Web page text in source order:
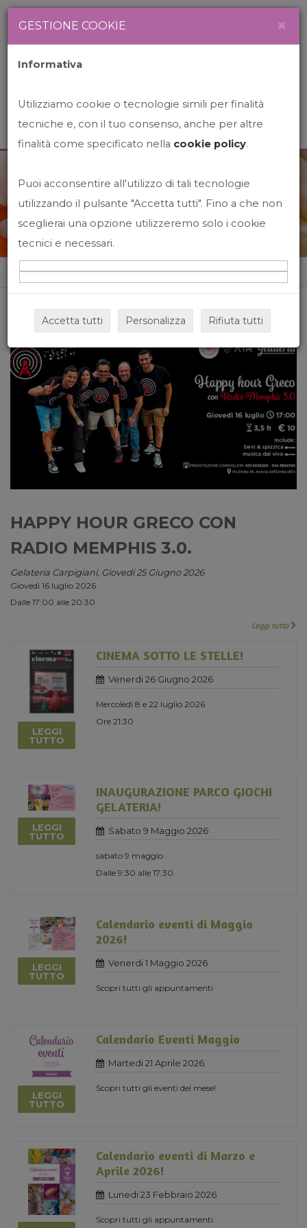
News&Events
Home News&events
HAPPY HOUR GRECO CON
RADIO MEMPHIS 3.0.
Gelateria Carpigiani, Giovedi 25 Giugno 2026
Giovedì 16 luglio 2026
Dalle 17:00 alle 20:30
Leggi tutto
LEGGI
TUTTO
CINEMA SOTTO LE STELLE!
Venerdi 26 Giugno 2026
Mercoledì 8 e 22 luglio 2026
Ore 21:30
LEGGI
TUTTO
INAUGURAZIONE PARCO GIOCHI
GELATERIA!
Sabato 9 Maggio 2026
sabato 9 maggio
Dalle 9:30 alle 17:30
LEGGI
TUTTO
Calendario eventi di Maggio
2026!
Venerdi 1 Maggio 2026
Scopri tutti gli appuntamenti
LEGGI
TUTTO
Calendario Eventi Maggio
Martedi 21 Aprile 2026
Scopri tutti gli eventi del mese!
Calendario eventi di Marzo e
Aprile 2026!
Lunedi 23 Febbraio 2026
Scopri tutti gli appuntamenti
GESTIONE COOKIE ×
Informativa
Utilizziamo cookie o tecnologie simili per finalità
tecniche e, con il tuo consenso, anche per altre
finalità come specificato nella cookie policy.
Puoi acconsentire all'utilizzo di tali tecnologie
utilizzando il pulsante "Accetta tutti". Fino a che non
sceglierai una opzione utilizzeremo solo i cookie
tecnici e necessari.
Accetta tutti Personalizza Rifiuta tutti